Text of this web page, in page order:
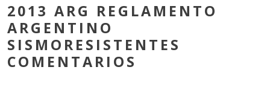
2013 ARG REGLAMENTO
ARGENTINO
SISMORESISTENTES
COMENTARIOS